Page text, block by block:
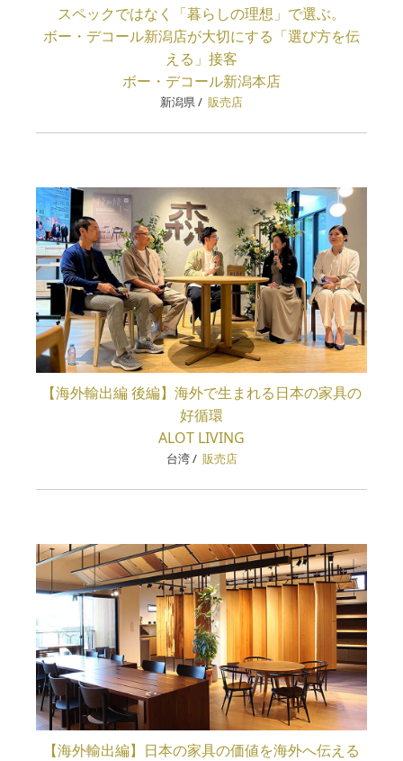
スペックではなく「暮らしの理想」で選ぶ。
ボー・デコール新潟店が大切にする「選び方を伝
える」接客
ボー・デコール新潟本店
新潟県/ 販売店
【海外輸出編 後編】海外で生まれる日本の家具の
好循環
ALOT LIVING
台湾/ 販売店
【海外輸出編】日本の家具の価値を海外へ伝える